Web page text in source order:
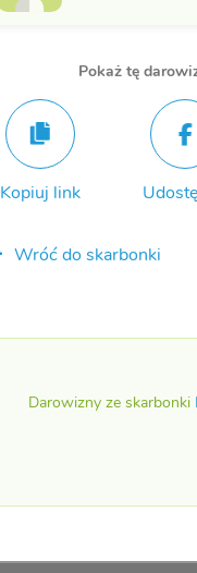
Pokaż tę
Kopiuj link
Wróć do skarbonki
Darowizny ze skarbonki